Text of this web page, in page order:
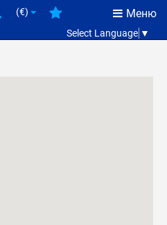
Меню
(€)
Select Language ▼